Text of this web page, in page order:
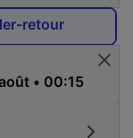
retour